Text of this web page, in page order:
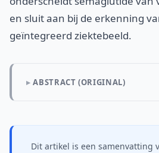
en sluit aan bij de erkenning
geïntegreerd ziektebeeld.
ABSTRACT (ORIGINAL)
Dit artikel is een samenvatting